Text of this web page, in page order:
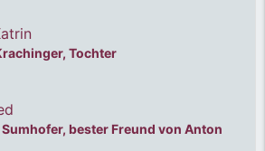
2008 - Hurra, Zwillinge
Tochter
bester Freund von Anton